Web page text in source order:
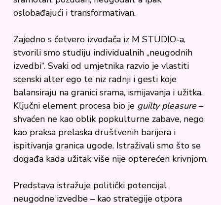
oslobađajući i transformativan.
Zajedno s četvero izvođača iz M STUDIO-a,
stvorili smo studiju individualnih „neugodnih
izvedbi“. Svaki od umjetnika razvio je vlastiti
scenski alter ego te niz radnji i gesti koje
balansiraju na granici srama, ismijavanja i užitka.
Ključni element procesa bio je guilty pleasure–
shvaćen ne kao oblik popkulturne zabave, nego
kao praksa prelaska društvenih barijera i
ispitivanja granica ugode. Istraživali smo što se
događa kada užitak više nije opterećen krivnjom.
Predstava istražuje politički potencijal
neugodne izvedbe – kao strategije otpora